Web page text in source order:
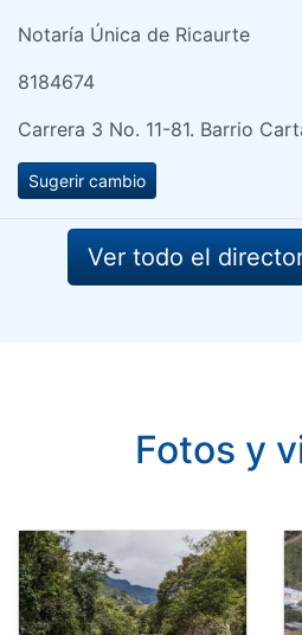
Notaría Única de Ricaurte
8184674
Carrera 3 No. 11-81. Barrio
Sugerir cambio
Ver todo el
Fotos y